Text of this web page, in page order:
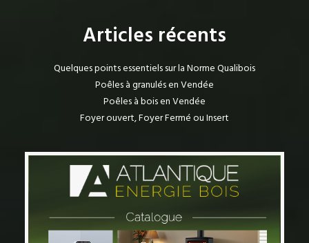
Articles récents
Quelques points essentiels sur la Norme Qualibois
Poêles à granulés en Vendée
Poêles à bois en Vendée
Foyer ouvert, Foyer Fermé ou Insert